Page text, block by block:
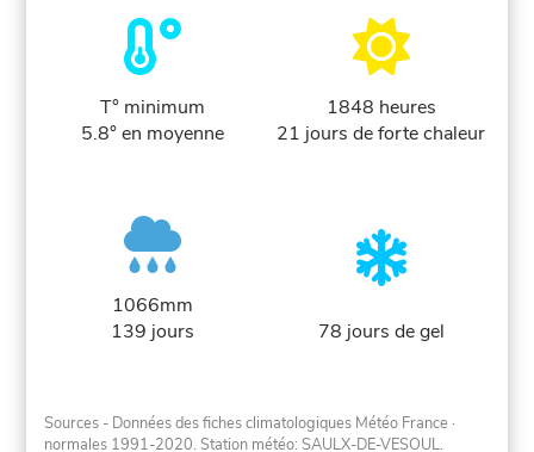
T° minimum
5.8° en moyenne
1848 heures
21 jours de forte chaleur
1066mm
139 jours
78 jours de gel
Sources - Données des fiches climatologiques Météo France ·
normales 1991-2020. Station météo: SAULX-DE-VESOUL.